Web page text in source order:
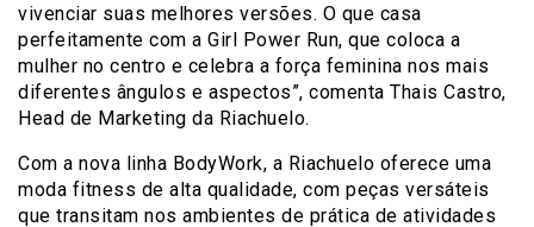
vivenciar suas melhores versões. O que casa
perfeitamente com a Girl Power Run, que coloca a
mulher no centro e celebra a força feminina nos mais
diferentes ângulos e aspectos”, comenta Thais Castro,
Head de Marketing da Riachuelo.
Com a nova linha BodyWork, a Riachuelo oferece uma
moda fitness de alta qualidade, com peças versáteis
que transitam nos ambientes de prática de atividades